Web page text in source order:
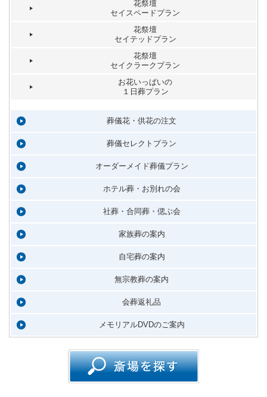
花祭壇
セイスペードプラン
花祭壇
セイテッドプラン
花祭壇
セイクラークプラン
お花いっぱいの
１日葬プラン
葬儀花・供花の注文
葬儀セレクトプラン
オーダーメイド葬儀プラン
ホテル葬・お別れの会
社葬・合同葬・偲ぶ会
家族葬の案内
自宅葬の案内
無宗教葬の案内
会葬返礼品
メモリアルDVDのご案内